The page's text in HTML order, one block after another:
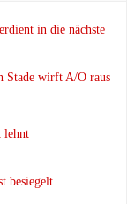
in die nächste
Stade wirft A/O raus
lehnt
besiegelt